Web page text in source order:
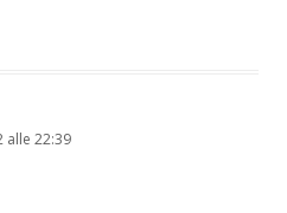
alle 22:39